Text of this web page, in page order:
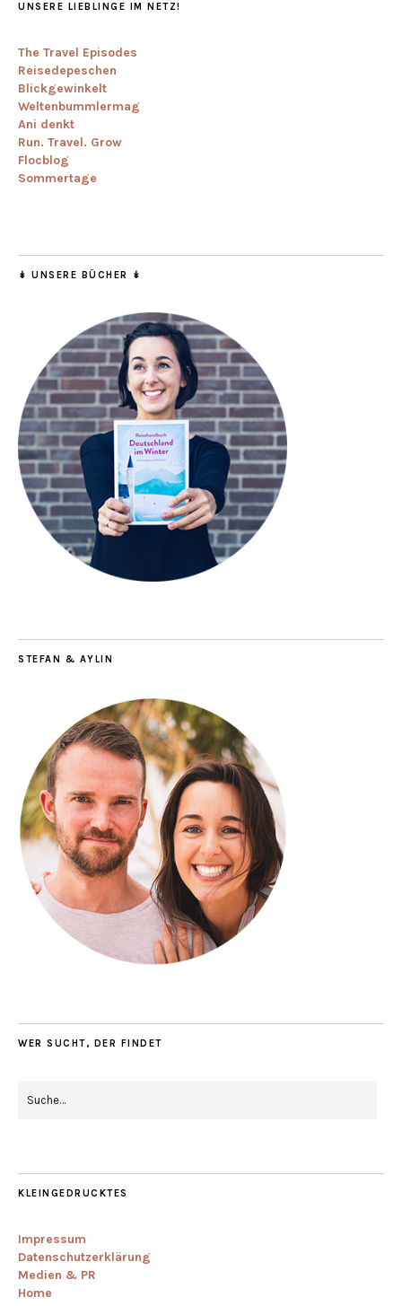
UNSERE LIEBLINGE IM NETZ!
The Travel Episodes
Reisedepeschen
Blickgewinkelt
Weltenbummlermag
Ani denkt
Run. Travel. Grow
Flocblog
Sommertage
↡ UNSERE BÜCHER ↡
STEFAN & AYLIN
WER SUCHT, DER FINDET
KLEINGEDRUCKTES
Impressum
Datenschutzerklärung
Medien & PR
Home